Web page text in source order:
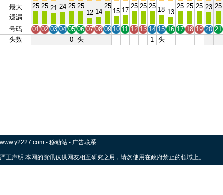
最大
遗漏
25 25 21 24 25 25
12 14
25
15 17
25 25 25 18 13
25 25 25 23 25
号码 01 02 03 04 05 06 07 08 09 10 11 12 13 14 15 16 17 18 19 20 21
头数
0 头 1 头
www.y2227.com - 移动站 - 广告联系
严正声明:本网的资讯仅供网友相互研究之用，请勿使用在政府禁止的领域上。